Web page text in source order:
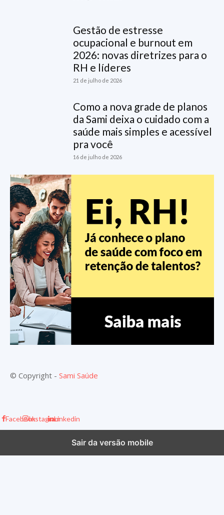
Gestão de estresse
ocupacional e burnout em
2026: novas diretrizes para o
RH e líderes
21 de julho de 2026
Como a nova grade de planos
da Sami deixa o cuidado com a
saúde mais simples e acessível
pra você
16 de julho de 2026
© Copyright - Sami Saúde
FacebookInstagramLinkedin
Sair da versão mobile